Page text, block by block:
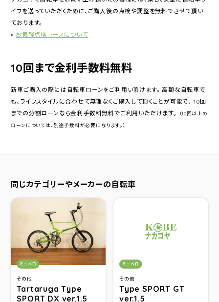
イフを送っていただくために、ご購入後の点検や調整を無料でさせて頂い
ております。
» お気軽点検コースについて
10回まで金利手数料無料
新車ご購入の際には自転車ローンをご利用い頂けます。 高額な自転車で
も、ライフスタイルに合わせて無理なくご購入して頂くことが可能で、 10回
までの分割ローンなら金利手数料無料でご利用いただけます。
（10回以上の
ローンについては、別途手数料が必要になります。）
同じカテゴリーやメーカーの自転車
その他
Tartaruga Type
SPORT DX ver.1.5
カテゴリ：
ミニベロ
その他
Type SPORT GT
ver.1.5
カテゴリ：
ミニベロ